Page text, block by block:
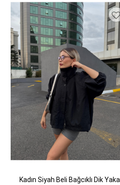
Kadın Siyah Beli Bağcıklı Dik Yaka